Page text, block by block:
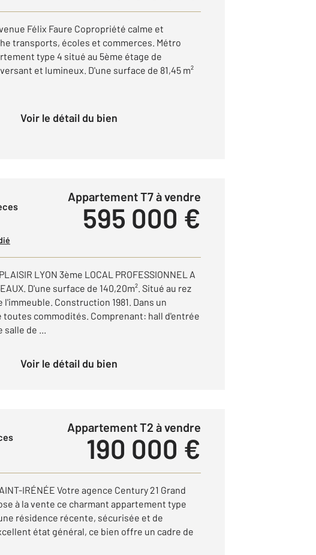
Félix Faure Copropriété calme et
transports, écoles et commerces. Métro
type 4 situé au 5ème étage de
et lumineux. D'une surface de 81,45 m²
Voir le détail du bien
Appartement T7 à vendre
595 000 €
LYON 3ème LOCAL PROFESSIONNEL A
D'une surface de 140,20m². Situé au rez
l'immeuble. Construction 1981. Dans un
toutes commodités. Comprenant: hall d'entrée
salle de ...
Voir le détail du bien
Appartement T2 à vendre
190 000 €
IRÉNÉE Votre agence Century 21 Grand
à la vente ce charmant appartement type
résidence récente, sécurisée et de
état général, ce bien offre un cadre de